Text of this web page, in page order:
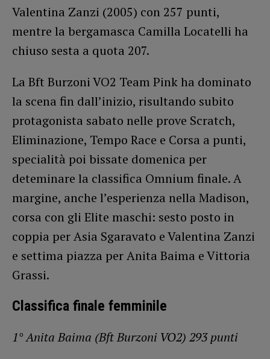
Valentina Zanzi (2005) con 257 punti,
mentre la bergamasca Camilla Locatelli ha
chiuso sesta a quota 207.
La Bft Burzoni VO2 Team Pink ha dominato
la scena fin dall’inizio, risultando subito
protagonista sabato nelle prove Scratch,
Eliminazione, Tempo Race e Corsa a punti,
specialità poi bissate domenica per
deteminare la classifica Omnium finale. A
margine, anche l’esperienza nella Madison,
corsa con gli Elite maschi: sesto posto in
coppia per Asia Sgaravato e Valentina Zanzi
e settima piazza per Anita Baima e Vittoria
Grassi.
Classifica finale femminile
1° Anita Baima (Bft Burzoni VO2) 293 punti